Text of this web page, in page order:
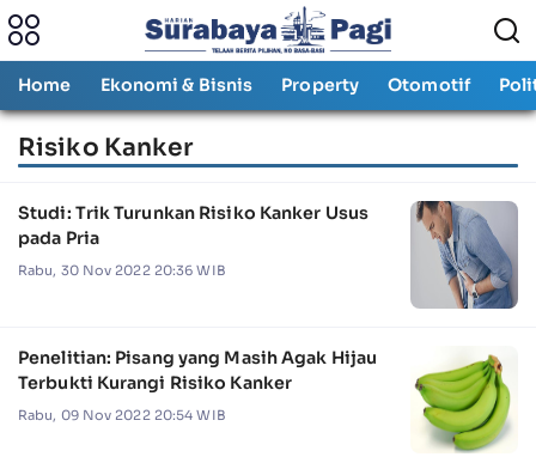
Home Ekonomi & Bisnis Property Otomotif
Risiko Kanker
Studi: Trik Turunkan Risiko Kanker Usus
pada Pria
Rabu, 30 Nov 2022 20:36 WIB
Penelitian: Pisang yang Masih Agak Hijau
Terbukti Kurangi Risiko Kanker
Rabu, 09 Nov 2022 20:54 WIB